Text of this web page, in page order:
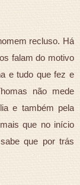
recluso. Há
falam do motivo
e tudo que fez e
não mede
e também pela
que no início
que por trás